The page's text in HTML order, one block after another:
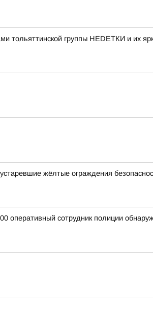
тольяттинской группы НЕDЕТКИ и их
жёлтые ограждения
сотрудник полиции